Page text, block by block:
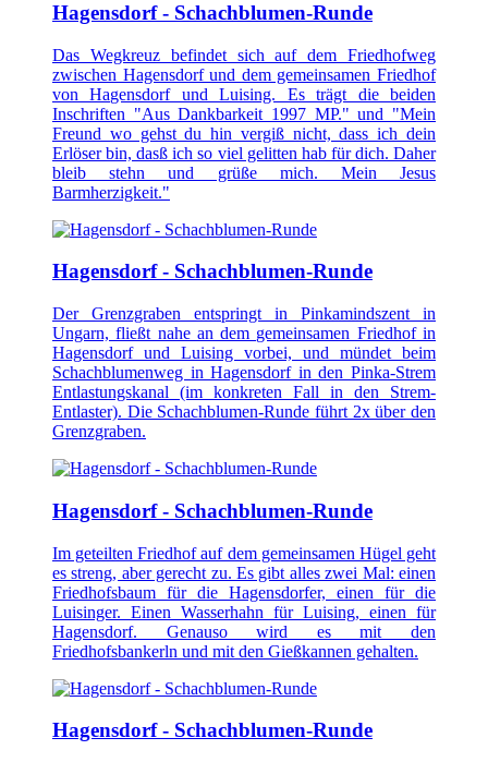
Hagensdorf - Schachblumen-Runde
Das Wegkreuz befindet sich auf dem Friedhofweg
zwischen Hagensdorf und dem gemeinsamen Friedhof
von Hagensdorf und Luising. Es trägt die beiden
Inschriften "Aus Dankbarkeit 1997 MP." und "Mein
Freund wo gehst du hin vergiß nicht, dass ich dein
Erlöser bin, dasß ich so viel gelitten hab für dich. Daher
bleib stehn und grüße mich. Mein Jesus
Barmherzigkeit."
Hagensdorf - Schachblumen-Runde
Der Grenzgraben entspringt in Pinkamindszent in
Ungarn, fließt nahe an dem gemeinsamen Friedhof in
Hagensdorf und Luising vorbei, und mündet beim
Schachblumenweg in Hagensdorf in den Pinka-Strem
Entlastungskanal (im konkreten Fall in den Strem-
Entlaster). Die Schachblumen-Runde führt 2x über den
Grenzgraben.
Hagensdorf - Schachblumen-Runde
Im geteilten Friedhof auf dem gemeinsamen Hügel geht
es streng, aber gerecht zu. Es gibt alles zwei Mal: einen
Friedhofsbaum für die Hagensdorfer, einen für die
Luisinger. Einen Wasserhahn für Luising, einen für
Hagensdorf. Genauso wird es mit den
Friedhofsbankerln und mit den Gießkannen gehalten.
Hagensdorf - Schachblumen-Runde